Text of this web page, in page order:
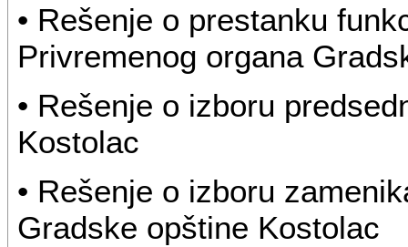
• Rešenje o prestanku
Privremenog organa
• Rešenje o izboru
Kostolac
• Rešenje o izboru
Gradske opštine Kostolac